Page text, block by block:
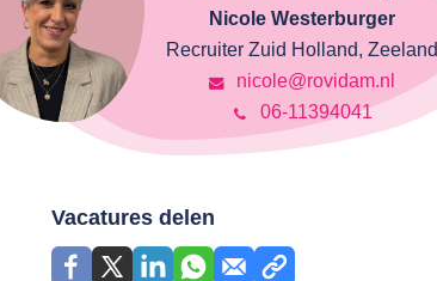
Nicole Westerburger
Recruiter Zuid Holland, Zeeland
nicole@rovidam.nl
06-11394041
Vacatures delen